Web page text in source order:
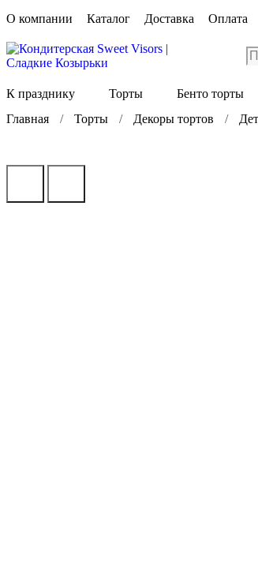
О компании Каталог Доставка Оплата
К празднику Торты Бенто торты
Главная
Торты Декоры тортов